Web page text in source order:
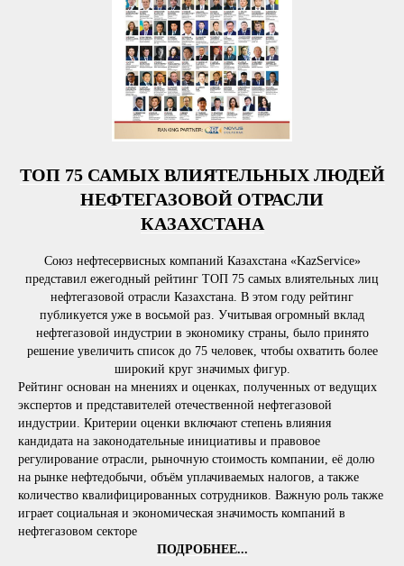
ТОП 75 САМЫХ ВЛИЯТЕЛЬНЫХ ЛЮДЕЙ
НЕФТЕГАЗОВОЙ ОТРАСЛИ
КАЗАХСТАНА
Союз нефтесервисных компаний Казахстана «KazService»
представил ежегодный рейтинг ТОП 75 самых влиятельных лиц
нефтегазовой отрасли Казахстана. В этом году рейтинг
публикуется уже в восьмой раз. Учитывая огромный вклад
нефтегазовой индустрии в экономику страны, было принято
решение увеличить список до 75 человек, чтобы охватить более
широкий круг значимых фигур.
Рейтинг основан на мнениях и оценках, полученных от ведущих
экспертов и представителей отечественной нефтегазовой
индустрии. Критерии оценки включают степень влияния
кандидата на законодательные инициативы и правовое
регулирование отрасли, рыночную стоимость компании, её долю
на рынке нефтедобычи, объём уплачиваемых налогов, а также
количество квалифицированных сотрудников. Важную роль также
играет социальная и экономическая значимость компаний в
нефтегазовом секторе
ПОДРОБНЕЕ...